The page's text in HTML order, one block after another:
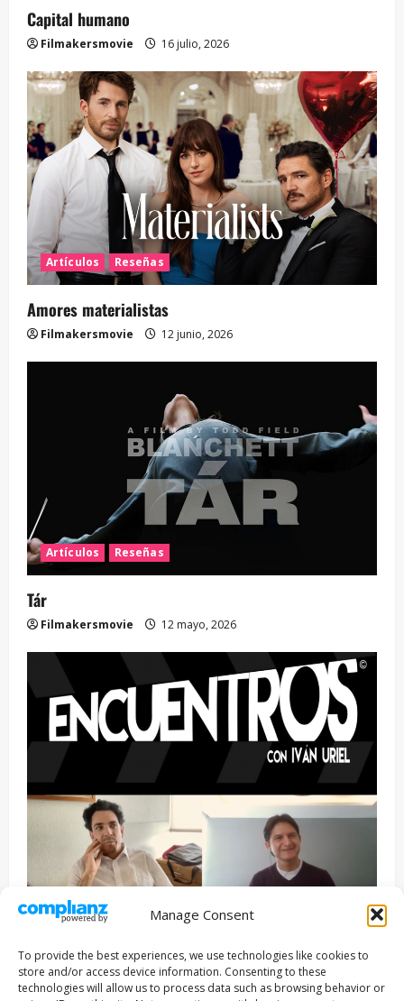
Manage Consent
To provide the best experiences, we use technologies like cookies to
store and/or access device information. Consenting to these
technologies will allow us to process data such as browsing behavior or
Capital humano
Filmakersmovie 16 julio, 2026
Artículos Reseñas
Amores materialistas
Filmakersmovie 12 junio, 2026
Artículos Reseñas
Tár
Filmakersmovie 12 mayo, 2026
Entrevista Series
ENCUENTROS CON IVÁN URIEL T3E22: JUAN PATRICIO
RIVEROLL